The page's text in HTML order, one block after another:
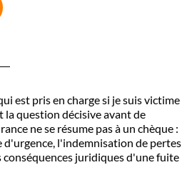
est pris en charge si je suis victime
la question décisive avant de
ne se résume pas à un chèque :
d'urgence, l'indemnisation de pertes
conséquences juridiques d'une fuite